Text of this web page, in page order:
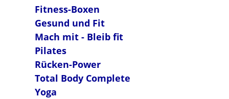
Fitness-Boxen
Gesund und Fit
Mach mit - Bleib fit
Pilates
Rücken-Power
Total Body Complete
Yoga